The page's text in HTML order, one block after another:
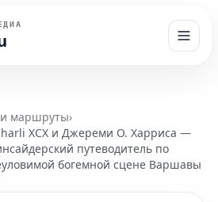
маршруты›
XCX и Джереми О. Харриса —
путеводитель по
богемной сцене Варшавы